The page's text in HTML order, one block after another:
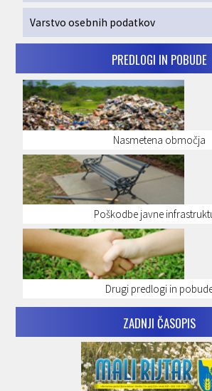
Varstvo osebnih podatkov
PREDLOGI IN POBUDE
Nasmetena območja
Poškodbe javne
Drugi predlogi in
ZADNJI ČASOPIS